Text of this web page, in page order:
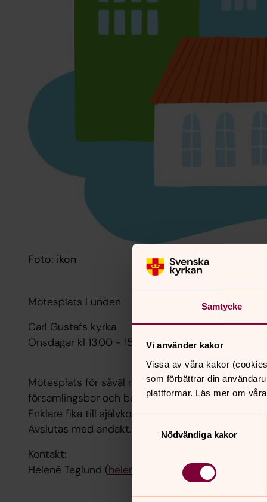
Samtycke
Vi använder kakor
Vissa av våra kakor
som förbättrar din
plattformar. Läs mer om
Nödvändiga kakor
Foto: ikon
Mötesplats Lunden
Carl Gustafs kyrka
Onsdagar kl 13.00 - 15.00 (Andakt 14.30)
Mötesplats för såväl nya som gamla
församlingsbor och besökare.
Enklare fika till självkostnadsoris.
Avslutas med andakt.
Kontakt:
Helené Teglund (helene.teglund@svenskakyrkan.se